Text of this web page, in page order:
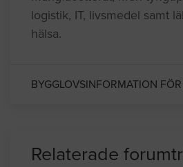
logistik, IT, livsmedel samt
hälsa.
BYGGLOVSINFORMATION
Relaterade